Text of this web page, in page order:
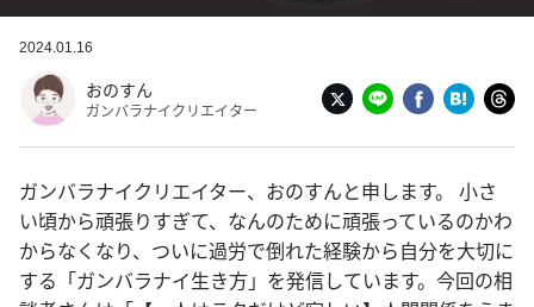
2024.01.16
おのすん
ガンバラナイクリエイター
ガンバラナイクリエイター、おのすんと申します。 小さ
い頃から頑張りすぎて、なんのために頑張っているのかわ
からなくなり、ついに過労で倒れた経験から自分を大切に
する「ガンバラナイ生き方」を発信しています。今回の相